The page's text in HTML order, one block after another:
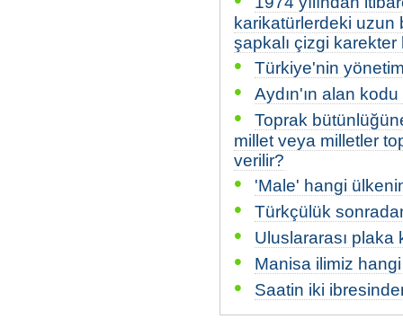
karikatürlerdeki
şapkalı çizgi
• Türkiye'nin
• Aydın'ın alan
•
Toprak
millet veya milletler
verilir?
• 'Male' hangi
• Türkçülük
• Uluslararası
• Manisa ilimiz
• Saatin iki